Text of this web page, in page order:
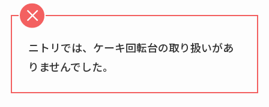
は？代わりの代用品
も調査
ニトリでは、ケーキ回転台の取り扱いがあ
りませんでした。